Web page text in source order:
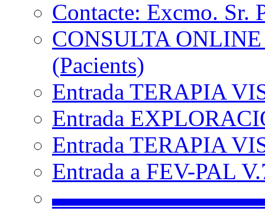
Contacte: Excmo. Sr.
CONSULTA
(Pacients)
Entrada TERAPIA
Entrada
Entrada TERAPIA
Entrada a FEV-PAL